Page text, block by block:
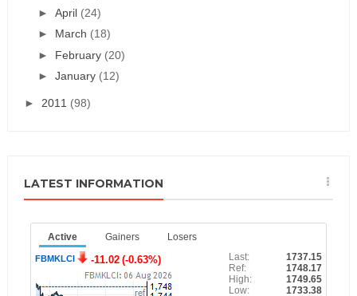
► April (24)
► March (18)
► February (20)
► January (12)
► 2011 (98)
LATEST INFORMATION